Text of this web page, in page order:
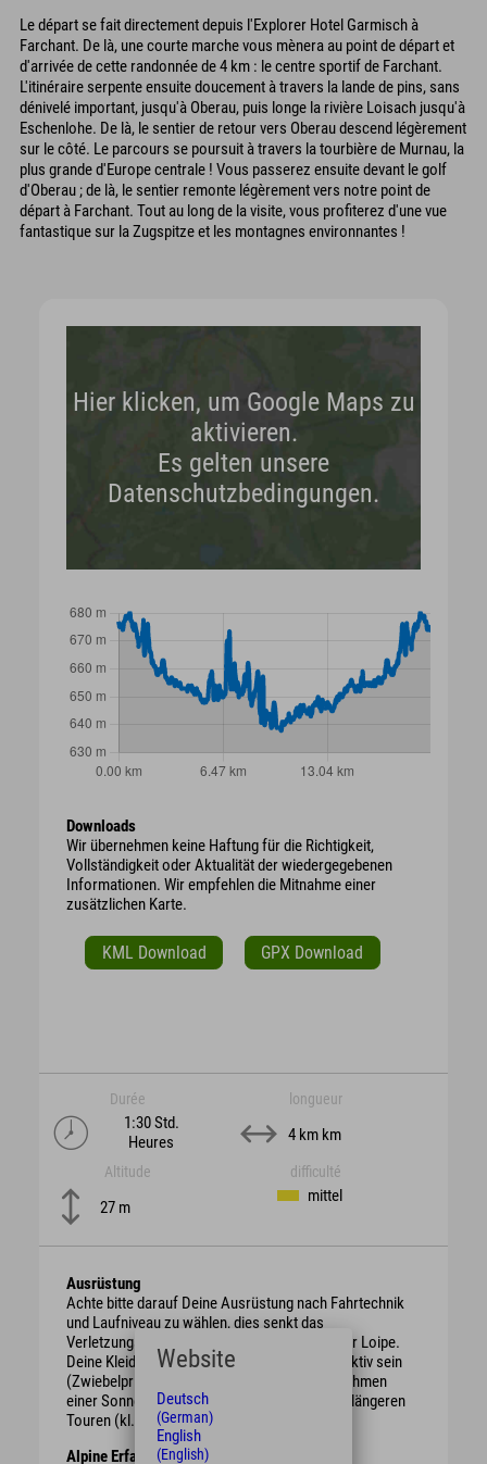
Le départ se fait directement depuis l'Explorer Hotel Garmisch à
Farchant. De là, une courte marche vous mènera au point de départ et
d'arrivée de cette randonnée de 4 km : le centre sportif de Farchant.
L'itinéraire serpente ensuite doucement à travers la lande de pins, sans
dénivelé important, jusqu'à Oberau, puis longe la rivière Loisach jusqu'à
Eschenlohe. De là, le sentier de retour vers Oberau descend légèrement
sur le côté. Le parcours se poursuit à travers la tourbière de Murnau, la
plus grande d'Europe centrale ! Vous passerez ensuite devant le golf
d'Oberau ; de là, le sentier remonte légèrement vers notre point de
départ à Farchant. Tout au long de la visite, vous profiterez d'une vue
fantastique sur la Zugspitze et les montagnes environnantes !
Hier klicken, um Google Maps zu
aktivieren.
Es gelten unsere
Datenschutzbedingungen.
Downloads
Wir übernehmen keine Haftung für die Richtigkeit,
Vollständigkeit oder Aktualität der wiedergegebenen
Informationen. Wir empfehlen die Mitnahme einer
zusätzlichen Karte.
KML Download GPX Download
Durée
1:30 Std.
Heures
longueur
4 km km
Altitude
27 m
difficulté
mittel
Ausrüstung
Achte bitte darauf Deine Ausrüstung nach Fahrtechnik
und Laufniveau zu wählen, dies senkt das
Verletzungsrisiko und erhöht den Spaß auf der Loipe.
Deine Kleidung sollte winddicht und atmungsaktiv sein
(Zwiebelprinzip). Wir empfehlen Dir das Mitnehmen
einer Sonnenbrille, genauso wie Getränke bei längeren
Touren (kl. Rucksack, oder Trinkgürtel).
Alpine Erfahrung
Website
Deutsch
(German)
English
(English)